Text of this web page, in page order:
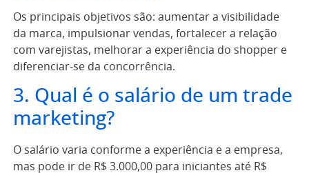
Os principais objetivos são: aumentar a visibilidade
da marca, impulsionar vendas, fortalecer a relação
com varejistas, melhorar a experiência do shopper e
diferenciar-se da concorrência.
3. Qual é o salário de um trade
marketing?
O salário varia conforme a experiência e a empresa,
mas pode ir de R$ 3.000,00 para iniciantes até R$